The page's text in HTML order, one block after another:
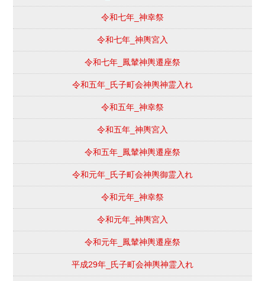
令和七年_神幸祭
令和七年_神輿宮入
令和七年_鳳輦神輿遷座祭
令和五年_氏子町会神輿神霊入れ
令和五年_神幸祭
令和五年_神輿宮入
令和五年_鳳輦神輿遷座祭
令和元年_氏子町会神輿御霊入れ
令和元年_神幸祭
令和元年_神輿宮入
令和元年_鳳輦神輿遷座祭
平成29年_氏子町会神輿神霊入れ